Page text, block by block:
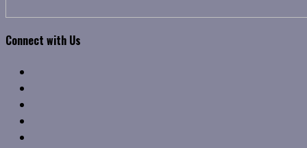
Connect with Us